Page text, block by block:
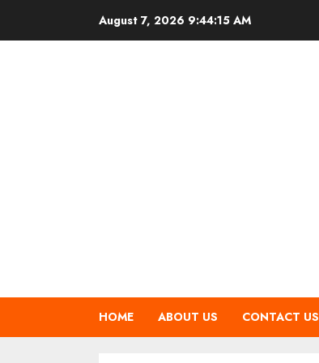
August 7, 2026 9:44:16 AM
HOME ABOUT US CONTACT US